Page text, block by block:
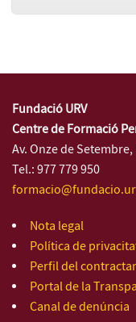
Fundació URV
Centre de Formació
Av. Onze de Setembre,
Tel.: 977 779 950
Nota legal
Política de
Perfil del
Portal de la
Canal de denúncia